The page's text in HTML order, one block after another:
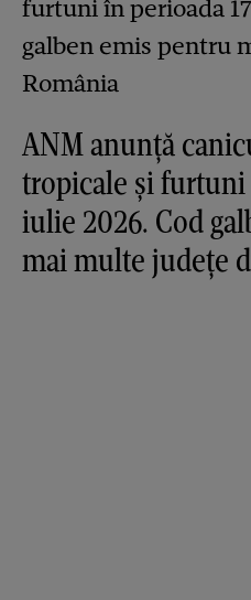
ANM anunță
tropicale și furtuni
iulie 2026. Cod
mai multe județe